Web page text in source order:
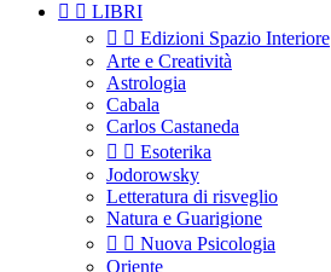
  LIBRI
  Edizioni Spazio Interiore
Arte e Creatività
Astrologia
Cabala
Carlos Castaneda
  Esoterika
Jodorowsky
Letteratura di risveglio
Natura e Guarigione
  Nuova Psicologia
Oriente